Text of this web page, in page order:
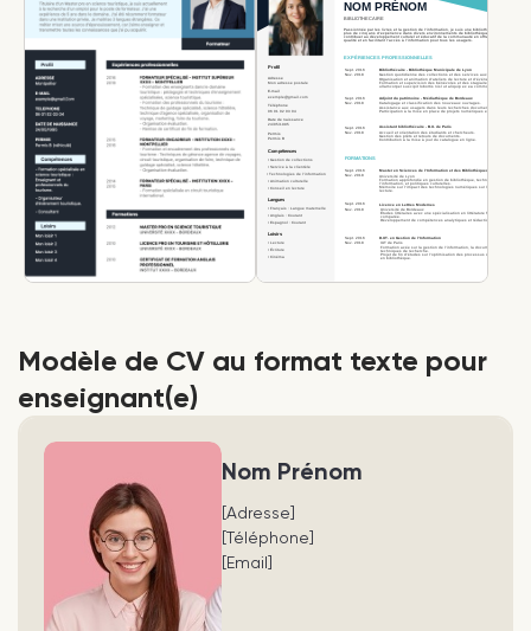
Modèle de CV au format texte pour
enseignant(e)
Nom Prénom
[Adresse]
[Téléphone]
[Email]